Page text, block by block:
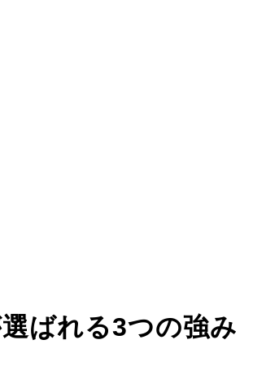
ばれる3つの強み